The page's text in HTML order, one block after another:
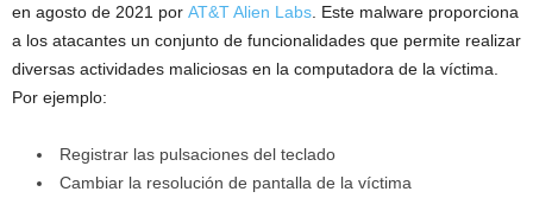
en agosto de 2021 por AT&T Alien Labs. Este malware proporciona
a los atacantes un conjunto de funcionalidades que permite realizar
diversas actividades maliciosas en la computadora de la víctima.
Por ejemplo:
Registrar las pulsaciones del teclado
Cambiar la resolución de pantalla de la víctima